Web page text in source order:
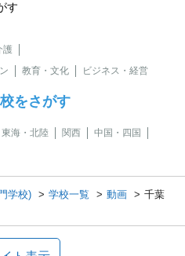
す
護
教育・文化 ビジネス・経営
をさがす
東海・北陸 関西
中国・四国
学校) 学校一覧 動画
千葉